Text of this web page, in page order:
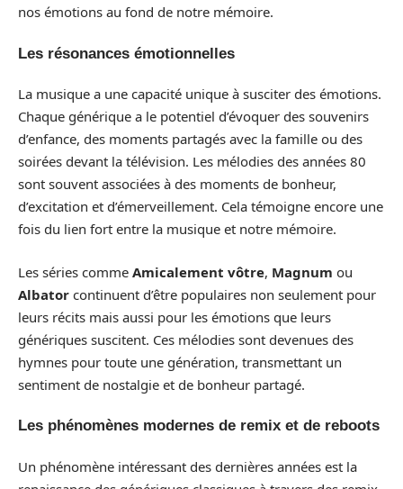
nos émotions au fond de notre mémoire.
Les résonances émotionnelles
La musique a une capacité unique à susciter des émotions.
Chaque générique a le potentiel d’évoquer des souvenirs
d’enfance, des moments partagés avec la famille ou des
soirées devant la télévision. Les mélodies des années 80
sont souvent associées à des moments de bonheur,
d’excitation et d’émerveillement. Cela témoigne encore une
fois du lien fort entre la musique et notre mémoire.
Les séries comme Amicalement vôtre, Magnum ou
Albator continuent d’être populaires non seulement pour
leurs récits mais aussi pour les émotions que leurs
génériques suscitent. Ces mélodies sont devenues des
hymnes pour toute une génération, transmettant un
sentiment de nostalgie et de bonheur partagé.
Les phénomènes modernes de remix et de reboots
Un phénomène intéressant des dernières années est la